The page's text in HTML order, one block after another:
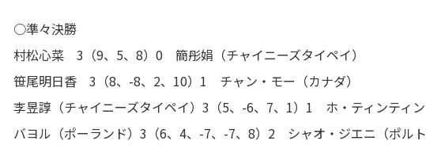
○準々決勝
村松心菜 3（9、5、8）0 簡彤娟（チャイニーズタイペイ）
笹尾明日香 3（8、-8、2、10）1 チャン・モー（カナダ）
李昱諄（チャイニーズタイペイ）3（5、-6、7、1）1 ホ・ティンティン
バヨル（ポーランド）3（6、4、-7、-7、8）2 シャオ・ジエニ（ポルト